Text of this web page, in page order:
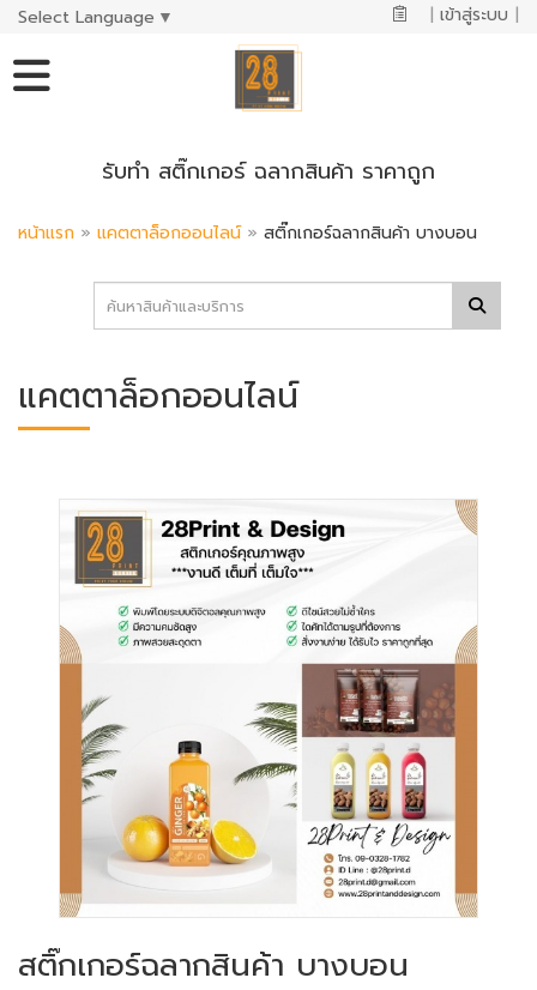
Select Language ▼ | เข้าสู่ระบบ |
รับทำ สติ๊กเกอร์ ฉลากสินค้า ราคาถูก
หน้าแรก » แคตตาล็อกออนไลน์ » สติ๊กเกอร์ฉลากสินค้า บางบอน
แคตตาล็อกออนไลน์
สติ๊กเกอร์ฉลากสินค้า บางบอน